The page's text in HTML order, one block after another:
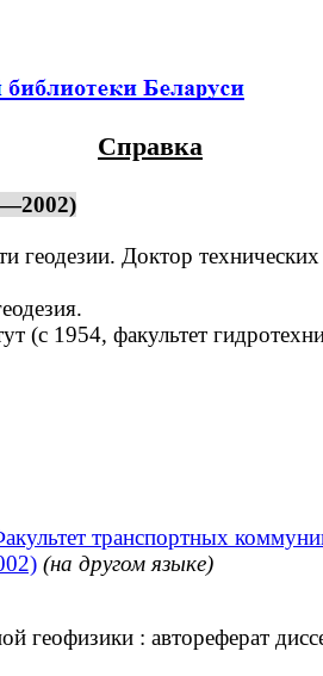
Справка
геодезии. Доктор
1954, факультет
транспортных
(на другом языке)
геофизики : автореферат